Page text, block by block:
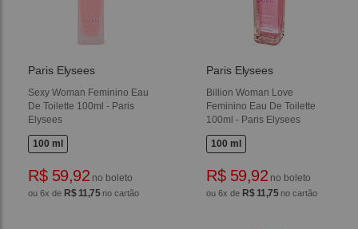
Paris Elysees
Sexy Woman Feminino Eau
De Toilette 100ml - Paris
Elysees
100 ml
R$ 59,92 no boleto
ou 6x de R$ 11,75no cartão
Paris Elysees
Billion Woman Love
Feminino Eau De Toilette
100ml - Paris Elysees
100 ml
R$ 59,92 no boleto
ou 6x de R$ 11,75no cartão